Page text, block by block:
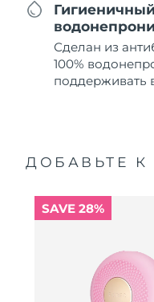
Сделан из
100%
поддерживать
ДОБАВЬТЕ К
SAVE 28%